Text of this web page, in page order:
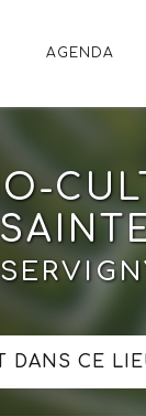
AGENDA
DANS CE